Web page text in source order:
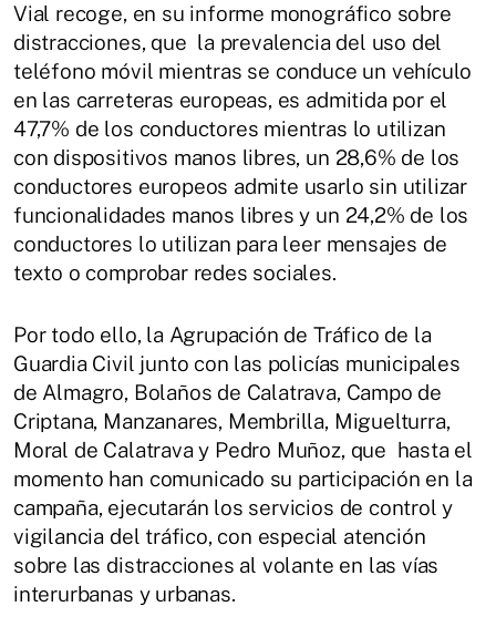
Vial recoge, en su informe monográfico sobre
distracciones, que la prevalencia del uso del
teléfono móvil mientras se conduce un vehículo
en las carreteras europeas, es admitida por el
47,7% de los conductores mientras lo utilizan
con dispositivos manos libres, un 28,6% de los
conductores europeos admite usarlo sin utilizar
funcionalidades manos libres y un 24,2% de los
conductores lo utilizan para leer mensajes de
texto o comprobar redes sociales.
Por todo ello, la Agrupación de Tráfico de la
Guardia Civil junto con las policías municipales
de Almagro, Bolaños de Calatrava, Campo de
Criptana, Manzanares, Membrilla, Miguelturra,
Moral de Calatrava y Pedro Muñoz, que hasta el
momento han comunicado su participación en la
campaña, ejecutarán los servicios de control y
vigilancia del tráfico, con especial atención
sobre las distracciones al volante en las vías
interurbanas y urbanas.